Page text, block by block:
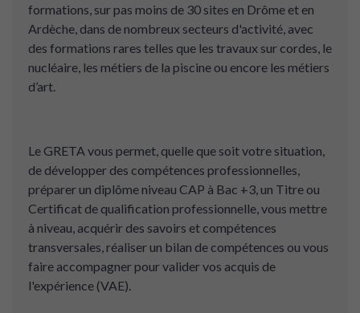
formations, sur pas moins de 30 sites en Drôme et en
Ardèche, dans de nombreux secteurs d'activité, avec
des formations rares telles que les travaux sur cordes, le
nucléaire, les métiers de la piscine ou encore les métiers
d’art.
Le GRETA vous permet, quelle que soit votre situation,
de développer des compétences professionnelles,
préparer un diplôme niveau CAP à Bac +3, un Titre ou
Certificat de qualification professionnelle, vous mettre
à niveau, acquérir des savoirs et compétences
transversales, réaliser un bilan de compétences ou vous
faire accompagner pour valider vos acquis de
l'expérience (VAE).